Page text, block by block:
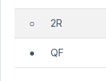
○ 2R
● QF